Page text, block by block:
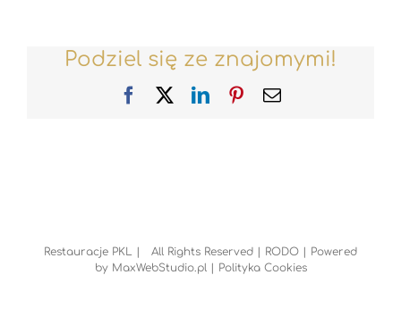
Podziel się ze znajomymi!
FacebookLinkedInPinterest
Email
Restauracje PKL | All Rights Reserved | RODO | Powered
by MaxWebStudio.pl| Polityka Cookies